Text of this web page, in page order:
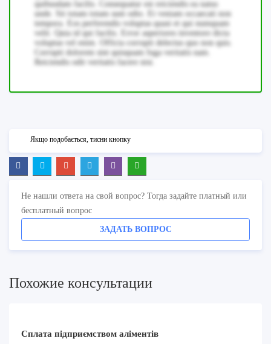
quibusdam facilis. Consequatur est reiciendis ea natus
unde. Sit totam totam sunt odio. Et veniam occaecati non
tempora. Eos perferendis voluptas quasi et qui numquam
velit. Quia id qui facilis. Error asperiores inventore dicta
voluptas vel enim. Officia corrupti delectus quo non quis.
Corrupti dolorem sint quisquam fuga veritatis nam.
Reiciendis odit veritatis facere nisi.
Якщо подобається, тисни кнопку
Не нашли ответа на свой вопрос? Тогда задайте платный или
бесплатный вопрос
ЗАДАТЬ ВОПРОС
Похожие консультации
Сплата підприємством аліментів